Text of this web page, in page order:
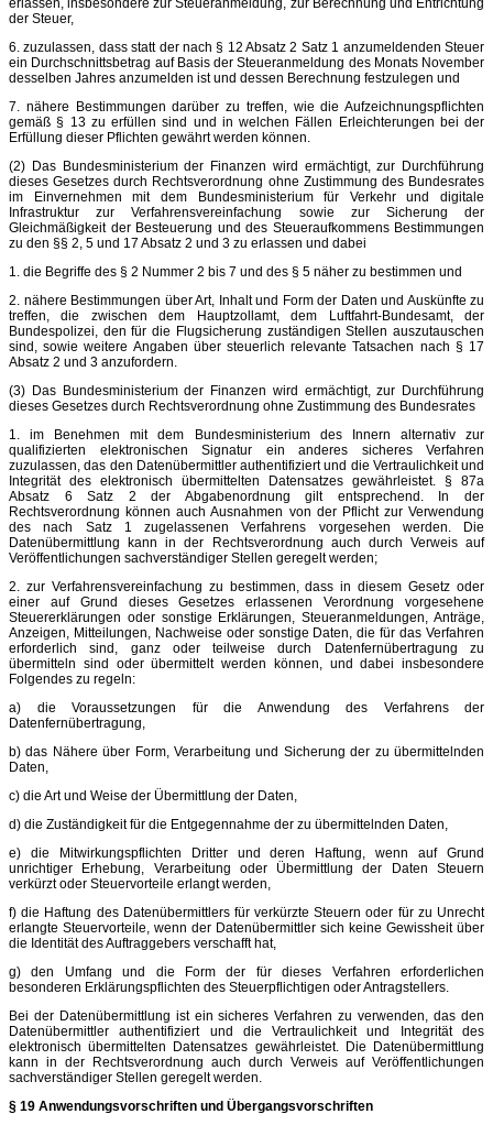
der Steuer,
6. zuzulassen, dass statt der nach § 12 Absatz 2 Satz 1 anzumeldenden Steuer
ein Durchschnittsbetrag auf Basis der Steueranmeldung des Monats November
desselben Jahres anzumelden ist und dessen Berechnung festzulegen und
7. nähere Bestimmungen darüber zu treffen, wie die Aufzeichnungspflichten
gemäß § 13 zu erfüllen sind und in welchen Fällen Erleichterungen bei der
Erfüllung dieser Pflichten gewährt werden können.
(2) Das Bundesministerium der Finanzen wird ermächtigt, zur Durchführung
dieses Gesetzes durch Rechtsverordnung ohne Zustimmung des Bundesrates
im Einvernehmen mit dem Bundesministerium für Verkehr und digitale
Infrastruktur zur Verfahrensvereinfachung sowie zur Sicherung der
Gleichmäßigkeit der Besteuerung und des Steueraufkommens Bestimmungen
zu den §§ 2, 5 und 17 Absatz 2 und 3 zu erlassen und dabei
1. die Begriffe des § 2 Nummer 2 bis 7 und des § 5 näher zu bestimmen und
2. nähere Bestimmungen über Art, Inhalt und Form der Daten und Auskünfte zu
treffen, die zwischen dem Hauptzollamt, dem Luftfahrt-Bundesamt, der
Bundespolizei, den für die Flugsicherung zuständigen Stellen auszutauschen
sind, sowie weitere Angaben über steuerlich relevante Tatsachen nach § 17
Absatz 2 und 3 anzufordern.
(3) Das Bundesministerium der Finanzen wird ermächtigt, zur Durchführung
dieses Gesetzes durch Rechtsverordnung ohne Zustimmung des Bundesrates
1. im Benehmen mit dem Bundesministerium des Innern alternativ zur
qualifizierten elektronischen Signatur ein anderes sicheres Verfahren
zuzulassen, das den Datenübermittler authentifiziert und die Vertraulichkeit und
Integrität des elektronisch übermittelten Datensatzes gewährleistet. § 87a
Absatz 6 Satz 2 der Abgabenordnung gilt entsprechend. In der
Rechtsverordnung können auch Ausnahmen von der Pflicht zur Verwendung
des nach Satz 1 zugelassenen Verfahrens vorgesehen werden. Die
Datenübermittlung kann in der Rechtsverordnung auch durch Verweis auf
Veröffentlichungen sachverständiger Stellen geregelt werden;
2. zur Verfahrensvereinfachung zu bestimmen, dass in diesem Gesetz oder
einer auf Grund dieses Gesetzes erlassenen Verordnung vorgesehene
Steuererklärungen oder sonstige Erklärungen, Steueranmeldungen, Anträge,
Anzeigen, Mitteilungen, Nachweise oder sonstige Daten, die für das Verfahren
erforderlich sind, ganz oder teilweise durch Datenfernübertragung zu
übermitteln sind oder übermittelt werden können, und dabei insbesondere
Folgendes zu regeln:
a) die Voraussetzungen für die Anwendung des Verfahrens der
Datenfernübertragung,
b) das Nähere über Form, Verarbeitung und Sicherung der zu übermittelnden
Daten,
c) die Art und Weise der Übermittlung der Daten,
d) die Zuständigkeit für die Entgegennahme der zu übermittelnden Daten,
e) die Mitwirkungspflichten Dritter und deren Haftung, wenn auf Grund
unrichtiger Erhebung, Verarbeitung oder Übermittlung der Daten Steuern
verkürzt oder Steuervorteile erlangt werden,
f) die Haftung des Datenübermittlers für verkürzte Steuern oder für zu Unrecht
erlangte Steuervorteile, wenn der Datenübermittler sich keine Gewissheit über
die Identität des Auftraggebers verschafft hat,
g) den Umfang und die Form der für dieses Verfahren erforderlichen
besonderen Erklärungspflichten des Steuerpflichtigen oder Antragstellers.
Bei der Datenübermittlung ist ein sicheres Verfahren zu verwenden, das den
Datenübermittler authentifiziert und die Vertraulichkeit und Integrität des
elektronisch übermittelten Datensatzes gewährleistet. Die Datenübermittlung
kann in der Rechtsverordnung auch durch Verweis auf Veröffentlichungen
sachverständiger Stellen geregelt werden.
§ 19 Anwendungsvorschriften und Übergangsvorschriften